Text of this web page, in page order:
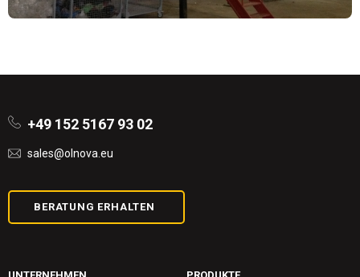
+49 152 5167 93 02
sales@olnova.eu
BERATUNG ERHALTEN